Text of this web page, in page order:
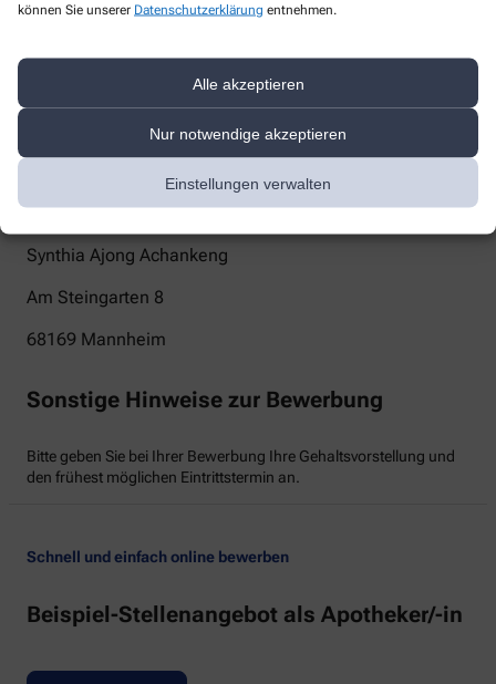
können Sie unserer Datenschutzerklärung entnehmen.
Alle akzeptieren
Nur notwendige akzeptieren
Einstellungen verwalten
+49-621301030
Post
Apotheke am Steingarten
Synthia Ajong Achankeng
Am Steingarten 8
68169 Mannheim
Sonstige Hinweise zur Bewerbung
Bitte geben Sie bei Ihrer Bewerbung Ihre Gehaltsvorstellung und
den frühest möglichen Eintrittstermin an.
Schnell und einfach online bewerben
Beispiel-Stellenangebot als Apotheker/-in